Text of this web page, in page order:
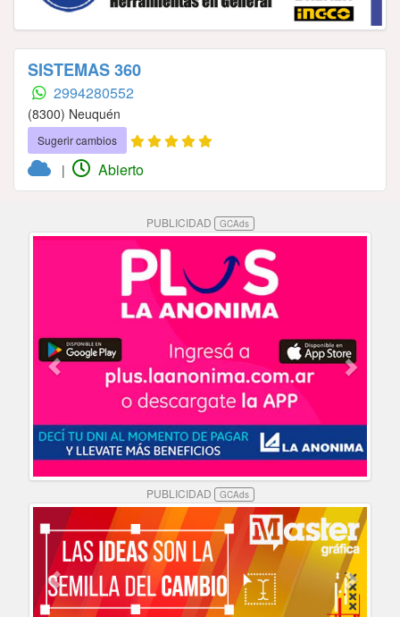
SISTEMAS 360
2994280552
(8300) Neuquén
Sugerir cambios
| Abierto
PUBLICIDAD GCAds
PUBLICIDAD GCAds